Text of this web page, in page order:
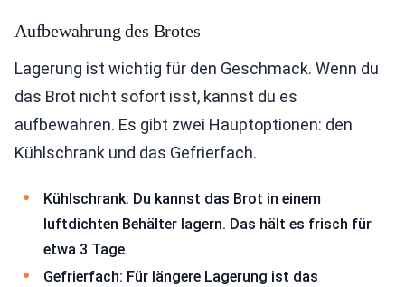
Aufbewahrung des Brotes
Lagerung ist wichtig für den Geschmack. Wenn du
das Brot nicht sofort isst, kannst du es
aufbewahren. Es gibt zwei Hauptoptionen: den
Kühlschrank und das Gefrierfach.
Kühlschrank: Du kannst das Brot in einem
luftdichten Behälter lagern. Das hält es frisch für
etwa 3 Tage.
Gefrierfach: Für längere Lagerung ist das